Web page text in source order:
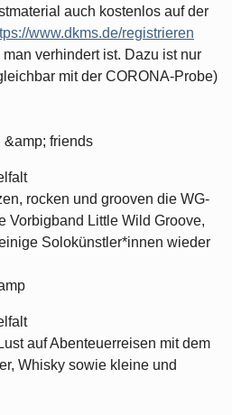
auch kostenlos auf der
www.dkms.de/registrieren
verhindert ist. Dazu ist nur
mit der CORONA-Probe)
&amp; friends
rocken und grooven die WG-
Vorbigband Little Wild Groove,
Solokünstler*innen wieder
auf Abenteuerreisen mit dem
Whisky sowie kleine und